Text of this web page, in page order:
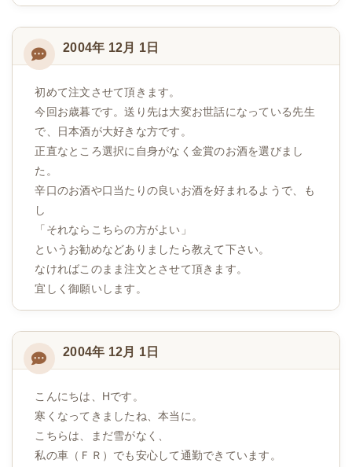
2004年 12月 1日
初めて注文させて頂きます。
今回お歳暮です。送り先は大変お世話になっている先生
で、日本酒が大好きな方です。
正直なところ選択に自身がなく金賞のお酒を選びまし
た。
辛口のお酒や口当たりの良いお酒を好まれるようで、も
し
「それならこちらの方がよい」
というお勧めなどありましたら教えて下さい。
なければこのまま注文とさせて頂きます。
宜しく御願いします。
2004年 12月 1日
こんにちは、Hです。
寒くなってきましたね、本当に。
こちらは、まだ雪がなく、
私の車（ＦＲ）でも安心して通勤できています。